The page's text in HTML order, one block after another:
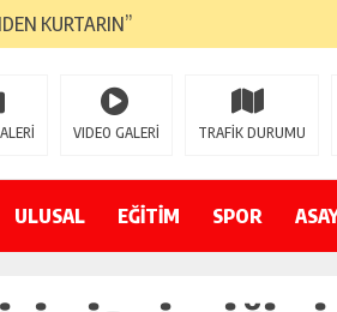
KURTARIN”
YENİ GÖZDESİ OLACAK”
VIDEO GALERİ TRAFİK DURUMU
ULUSAL EĞİTİM SPOR